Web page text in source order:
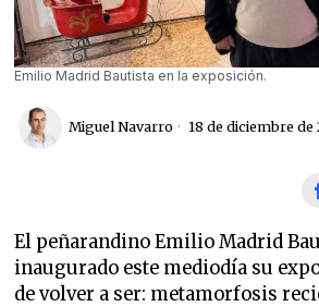
Emilio Madrid Bautista en la exposición.
Miguel Navarro 18 de diciembre de
El peñarandino Emilio Madrid
inaugurado este mediodía su
de volver a ser: metamorfosis